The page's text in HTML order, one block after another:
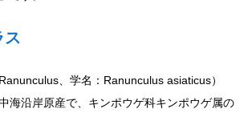
ス
、学名：Ranunculus asiaticus）
海沿岸原産で、キンポウゲ科キンポウゲ属の